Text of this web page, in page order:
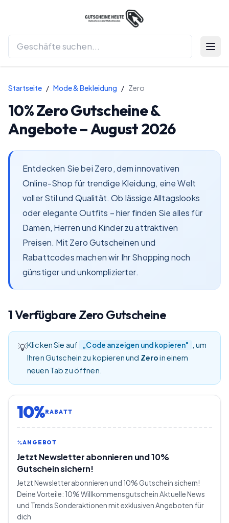
Startseite / Mode & Bekleidung / Zero
10%ZeroGutscheine &
Angebote –August 2026
Entdecken Sie bei Zero, dem innovativen
Online-Shop für trendige Kleidung, eine Welt
voller Stil und Qualität. Ob lässige Alltagslooks
oder elegante Outfits – hier finden Sie alles für
Damen, Herren und Kinder zu attraktiven
Preisen. Mit Zero Gutscheinen und
Rabattcodes machen wir Ihr Shopping noch
günstiger und unkomplizierter.
1Verfügbare ZeroGutscheine
💡Klicken Sie auf „Code anzeigen und kopieren"
, um
Ihren Gutschein zu kopieren und Zeroin einem
neuen Tab zu öffnen.
10%RABATT
ANGEBOT
Jetzt Newsletter abonnieren und 10%
Gutschein sichern!
Jetzt Newsletter abonnieren und 10% Gutschein sichern!
Deine Vorteile: 10% Willkommensgutschein Aktuelle News
und Trends Sonderaktionen mit exklusiven Angeboten für
dich